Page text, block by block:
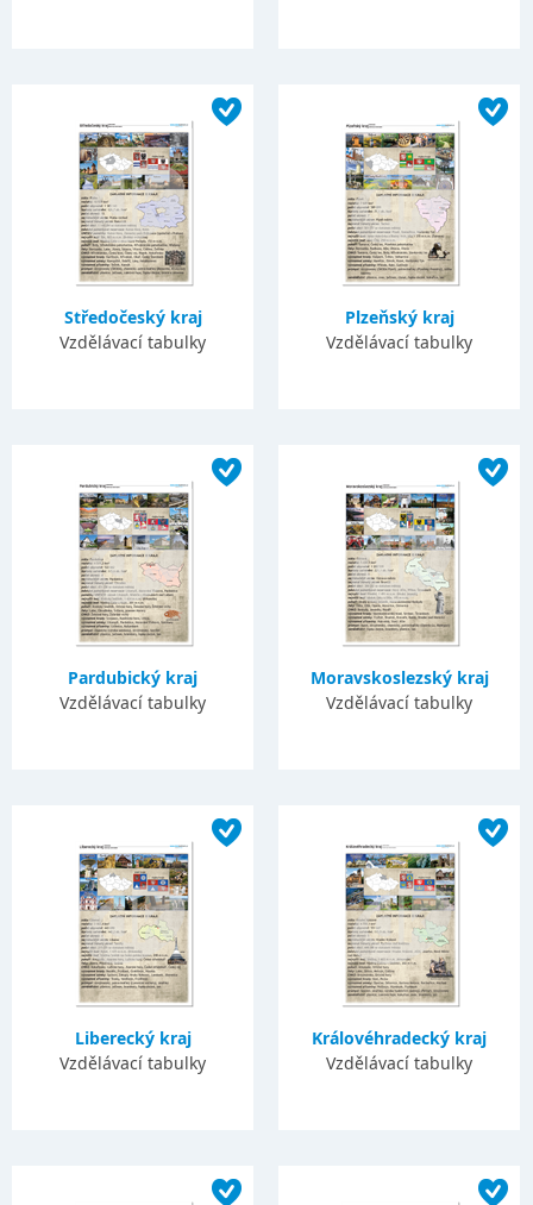
Středočeský kraj
Vzdělávací tabulky
Plzeňský kraj
Vzdělávací tabulky
Pardubický kraj
Vzdělávací tabulky
Moravskoslezský kraj
Vzdělávací tabulky
Liberecký kraj
Vzdělávací tabulky
Královéhradecký kraj
Vzdělávací tabulky